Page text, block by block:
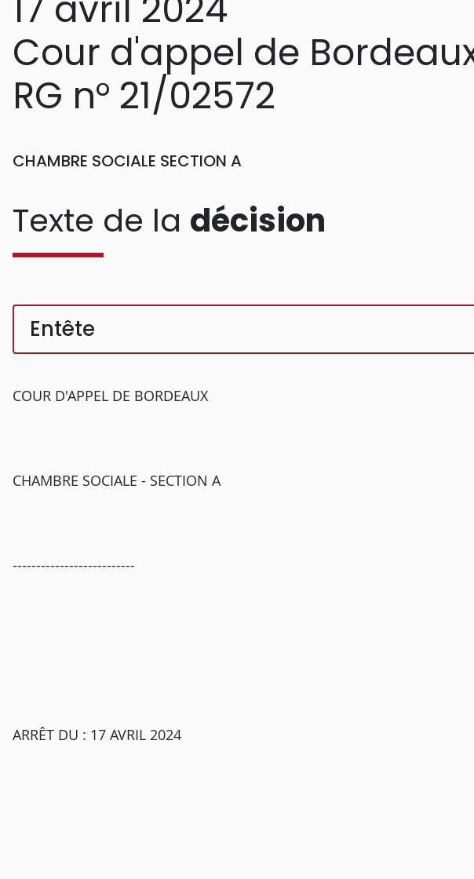
Cour d'appel de
RG n° 21/02572
CHAMBRE SOCIALE SECTION A
Texte de la décision
Entête
COUR D'APPEL DE BORDEAUX
CHAMBRE SOCIALE - SECTION A
--------------------------
ARRÊT DU : 17 AVRIL 2024